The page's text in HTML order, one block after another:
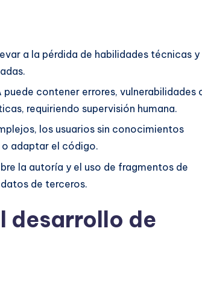
a la pérdida de habilidades técnicas y
contener errores, vulnerabilidades
requiriendo supervisión humana.
los usuarios sin conocimientos
adaptar el código.
la autoría y el uso de fragmentos de
de terceros.
desarrollo de